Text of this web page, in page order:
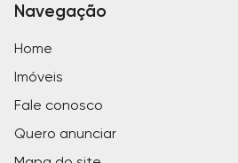
Navegação
Home
Imóveis
Fale conosco
Quero anunciar